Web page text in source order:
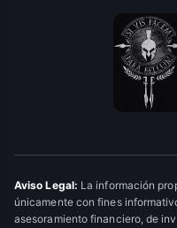
Aviso Legal: La información
únicamente con fines
asesoramiento financiero, de